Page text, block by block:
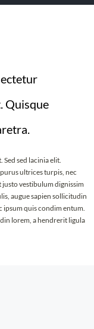
Quisque
sed lacinia elit.
ultrices turpis, nec
justo vestibulum dignissim
augue sapien sollicitudin
ipsum quis condim entum.
lorem, a hendrerit ligula